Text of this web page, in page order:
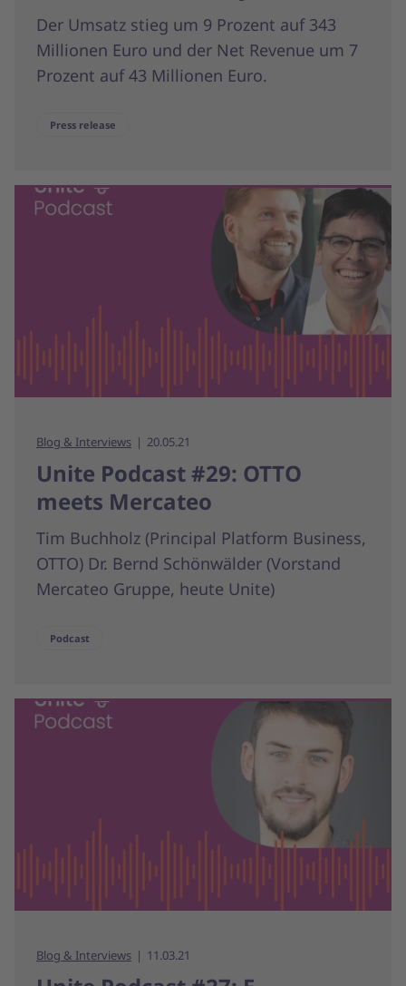
Der Umsatz stieg um 9 Prozent auf 343
Millionen Euro und der Net Revenue um 7
Prozent auf 43 Millionen Euro.
Press release
Blog & Interviews 20.05.21
Unite Podcast #29: OTTO
meets Mercateo
Tim Buchholz (Principal Platform Business,
OTTO) Dr. Bernd Schönwälder (Vorstand
Mercateo Gruppe, heute Unite)
Podcast
Blog & Interviews 11.03.21